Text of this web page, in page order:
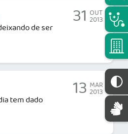
de ser
31 OUT
2013
tem dado
13 MAR
2013